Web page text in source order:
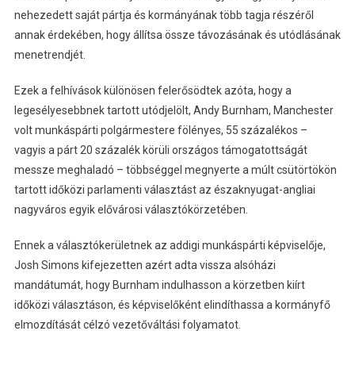
nehezedett saját pártja és kormányának több tagja részéről
annak érdekében, hogy állítsa össze távozásának és utódlásának
menetrendjét.
Ezek a felhívások különösen felerősödtek azóta, hogy a
legesélyesebbnek tartott utódjelölt, Andy Burnham, Manchester
volt munkáspárti polgármestere fölényes, 55 százalékos –
vagyis a párt 20 százalék körüli országos támogatottságát
messze meghaladó – többséggel megnyerte a múlt csütörtökön
tartott időközi parlamenti választást az északnyugat-angliai
nagyváros egyik elővárosi választókörzetében.
Ennek a választókerületnek az addigi munkáspárti képviselője,
Josh Simons kifejezetten azért adta vissza alsóházi
mandátumát, hogy Burnham indulhasson a körzetben kiírt
időközi választáson, és képviselőként elindíthassa a kormányfő
elmozdítását célzó vezetőváltási folyamatot.